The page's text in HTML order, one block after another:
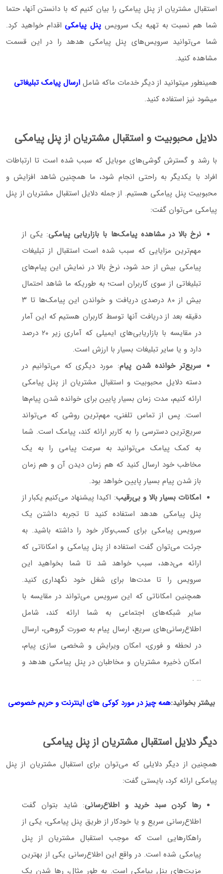
استقبال مشتریان از پنل پیامکی را بیان کنیم که با دانستن آنها، حتما
شما هم نسبت به تهیه یک سرویس پنل پیامکی اقدام خواهید کرد.
شما می‌توانید سرویس‌های پنل پیامکی هدهد را در این قسمت
مشاهده کنید.
همینطور میتوانید از دیگر خدمات ماکه شامل ارسال پیامک تبلیغاتی
میشود نیز استفاده کنید.
دلایل محبوبیت و استقبال مشتریان از پنل پیامکی
با رشد و گسترش گوشی‌های موبایل که سبب شده است تا ارتباطات
افراد با یکدیگر به راحتی انجام شود، ما همچنین شاهد افزایش و
محبوبیت پنل پیامکی هستیم. از جمله دلایل استقبال مشتریان از پنل
پیامکی می‌توان گفت:
نرخ بالا در مشاهده پیامک‌ها با بازاریابی پیامکی: یکی از
مهم‌ترین مزایایی که سبب شده است استقبال از تبلیغات
پیامکی بیش از حد شود، نرخ بالا در نمایش این پیام‌های
تبلیغاتی از سوی کاربران است؛ به طوریکه ما شاهد احتمال
بیش از ۸۰ درصدی دریافت و خواندن این پیامک‌ها تا ۳
دقیقه بعد از دریافت آنها توسط کاربران هستیم که این آمار
در مقایسه با بازاریابی‌های ایمیلی که آماری زیر ۲۰ درصد
دارد و یا سایر تبلیغات بسیار با ارزش است.
سریع‌تر خوانده شدن پیام: مورد دیگری که می‌توانیم در
دسته دلایل محبوبیت و استقبال مشتریان از پنل پیامکی
ارائه کنیم، مدت زمان بسیار پایین برای خوانده شدن پیام‌ها
است. پس از تماس تلفنی، مهم‌ترین روشی که می‌تواند
سریع‌ترین دسترسی را به کاربر ارائه کند، پیامک است. شما
به کمک پیامک می‌توانید به سرعت پیامی را به یک
مخاطب خود ارسال کنید که هم زمان دیدن آن و هم زمان
باز شدن پیام بسیار پایین خواهد بود.
امکانات بسیار بالا و بی‌رقیب: اکیدا پیشنهاد می‌کنیم یکبار از
پنل پیامکی هدهد استفاده کنید تا تجربه داشتن یک
سرویس پیامکی برای کسب‌و‌کار خود را داشته باشید. به
جرئت می‌توان گفت استفاده از پنل پیامکی و امکاناتی که
ارائه می‌دهد، سبب خواهد شد تا شما بخواهید این
سرویس را تا مدت‌ها برای شغل خود نگهداری کنید.
همچنین امکاناتی‌ که این سرویس می‌تواند در مقایسه با
سایر شبکه‌های اجتماعی به شما ارائه کند، شامل
اطلاع‌رسانی‌های سریع، ارسال پیام به صورت گروهی، ارسال
در لحظه و فوری، امکان ویرایش و شخصی سازی پیام،
امکان ذخیره مشتریان و مخاطبان در پنل پیامکی هدهد و
… .
بیشتر بخوانید:همه چیز در مورد کوکی های اینترنت و حریم خصوصی
دیگر دلایل استقبال مشتریان از پنل پیامکی
همچنین از دیگر دلایلی که می‌توان برای استقبال مشتریان از پنل
پیامکی ارائه کرد، بایستی گفت:
رها کردن سبد خرید و اطلاع‌رسانی: شاید بتوان گفت
اطلاع‌رسانی سریع و یا خودکار از طریق پنل پیامکی، یکی از
راهکارهایی است که موجب استقبال مشتریان از پنل
پیامکی شده است. در واقع این اطلاع‌رسانی یکی از بهترین
مزیت‌های پنل پیامکی است. به طور مثال، رها شدن یک